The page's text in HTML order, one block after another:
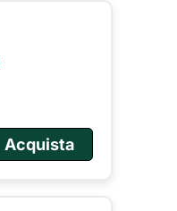
Acquista